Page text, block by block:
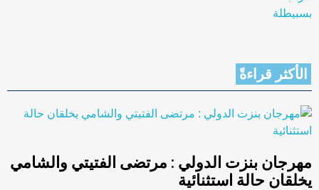
الأكثر قراءةً
مهرجان بنزت الدولي : مرتضى الفتيتي والشامي
يخلقان حالة استثنائية